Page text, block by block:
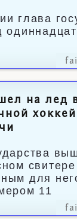
глава
на лед
для
11